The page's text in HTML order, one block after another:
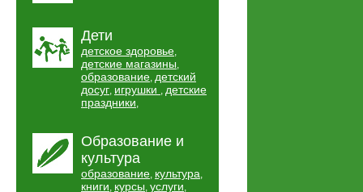
Дети
детское здоровье,
детские магазины,
образование, детский
досуг, игрушки , детские
праздники,
Образование и
культура
образование, культура,
книги, курсы, услуги,